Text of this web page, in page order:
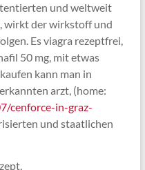
und weltweit
wirkt der wirkstoff und
Es viagra rezeptfrei,
50 mg, mit etwas
kann man in
arzt, (home:
cenforce-in-graz-
und staatlichen